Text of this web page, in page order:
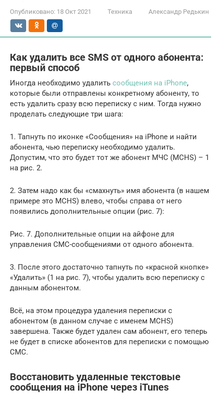
Опубликовано: 18 Окт 2021 Техника Александр Редькин
Как удалить все SMS от одного абонента:
первый способ
Иногда необходимо удалить сообщения на iPhone,
которые были отправлены конкретному абоненту, то
есть удалить сразу всю переписку с ним. Тогда нужно
проделать следующие три шага:
1. Тапнуть по иконке «Сообщения» на iPhone и найти
абонента, чью переписку необходимо удалить.
Допустим, что это будет тот же абонент МЧС (MCHS) – 1
на рис. 2.
2. Затем надо как бы «смахнуть» имя абонента (в нашем
примере это MCHS) влево, чтобы справа от него
появились дополнительные опции (рис. 7):
Рис. 7. Дополнительные опции на айфоне для
управления СМС-сообщениями от одного абонента.
3. После этого достаточно тапнуть по «красной кнопке»
«Удалить» (1 на рис. 7), чтобы удалить всю переписку с
данным абонентом.
Всё, на этом процедура удаления переписки с
абонентом (в данном случае с именем MCHS)
завершена. Также будет удален сам абонент, его теперь
не будет в списке абонентов для переписки с помощью
СМС.
Восстановить удаленные текстовые
сообщения на iPhone через iTunes